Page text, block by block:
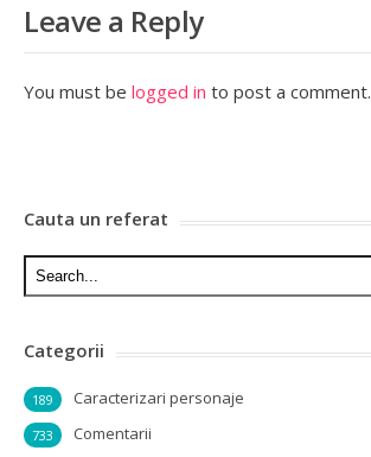
Leave a Reply
You must be logged in to post a comment.
Cauta un referat
Categorii
Caracterizari personaje
189
Comentarii
733